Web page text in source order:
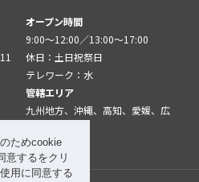
ためcookie
意するをクリ
用に同意する
オープン時間
9:00～12:00／13:00～17:00
休日：土日祝祭日
テレワーク：水
管轄エリア
九州地方、沖縄、高知、愛媛、広